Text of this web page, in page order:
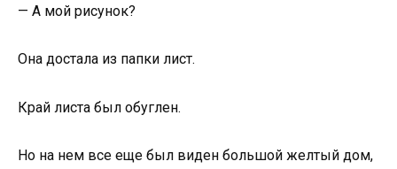
— А мой рисунок?
Она достала из папки лист.
Край листа был обуглен.
Но на нем все еще был виден большой желтый дом,